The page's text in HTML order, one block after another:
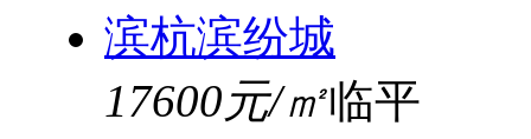
滨杭滨纷城
17600元/㎡临平